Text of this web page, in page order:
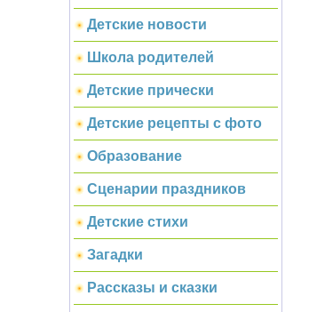
Детские новости
Школа родителей
Детские прически
Детские рецепты с фото
Образование
Сценарии праздников
Детские стихи
Загадки
Рассказы и сказки